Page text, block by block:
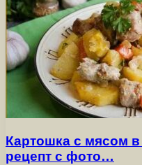
Картошка с мясом
рецепт с фото…